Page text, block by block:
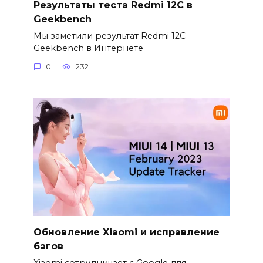
Результаты теста Redmi 12C в
Geekbench
Мы заметили результат Redmi 12C
Geekbench в Интернете
0 232
Обновление Xiaomi и исправление
багов